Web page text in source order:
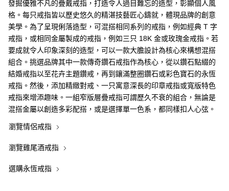
發掘優雅不凡的疊戴戒指，打造令人過目難忘的造型，彰顯個人風
格。每只戒指皆以歷史悠久的精湛技藝匠心鑄就，體現品牌的創意
美學。為了呈現俐落造型，可混搭相同系列的戒指，例如經典 T 字
戒指，或相同金屬製成的戒指，例如三只 18K 金或玫瑰金戒指。若
要成就令人印象深刻的造型，可以一款大膽設計為核心來構想混搭
組合。挑選品牌其中一款傳奇鑽石戒指作為核心，從以鑽石點綴的
結婚戒指以至花卉主題鑽戒，再到鑲滿整圈鑽石或彩色寶石的永恆
戒指。然後，添加精緻對戒、一只寓意深長的印章戒指或寬版特色
戒指來增添趣味。一組窄版層疊戒指可謂歷久不衰的組合，無論是
混搭金屬以創造多彩配搭，或是選擇單一色系，都同樣扣人心弦。
瀏覽情侶戒指
瀏覽雞尾酒戒指
選購永恆戒指